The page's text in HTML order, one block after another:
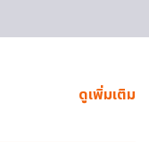
ดูเพิ่มเติม